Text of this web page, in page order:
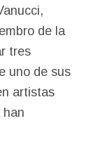
de la
tres
uno de sus
artistas
han